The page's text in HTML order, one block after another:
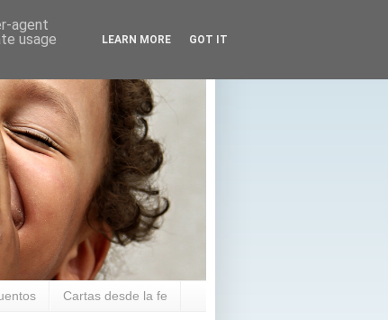
Cartas desde la fe
agent
usage
LEARN MORE GOT IT